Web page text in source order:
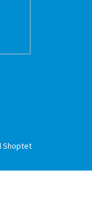
Shoptet